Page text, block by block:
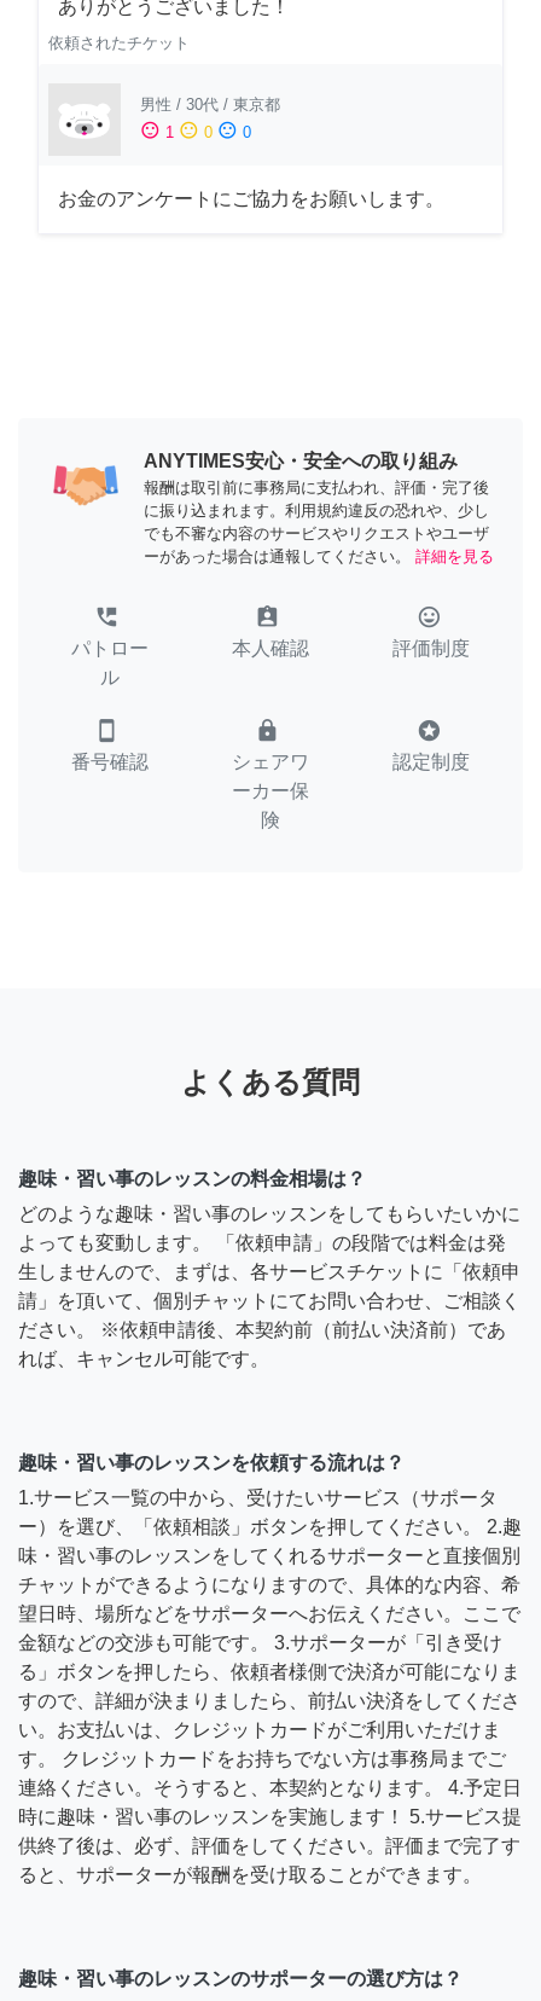
ありがとうございました！
依頼されたチケット
男性 / 30代 / 東京都
sentiment_satisfied 1 sentiment_neutral 0 sentiment_dissatisfied 0
お金のアンケートにご協力をお願いします。
ANYTIMES安心・安全への取り組み
報酬は取引前に事務局に支払われ、評価・完了後
に振り込まれます。利用規約違反の恐れや、少し
でも不審な内容のサービスやリクエストやユーザ
ーがあった場合は通報してください。
詳細を見る
perm_phone_msg
パトロー
ル
assignment_ind
本人確認
tag_faces
評価制度
smartphone
番号確認
lock
シェアワ
ーカー保
険
stars
認定制度
よくある質問
趣味・習い事のレッスンの料金相場は？
どのような趣味・習い事のレッスンをしてもらいたいかに
よっても変動します。 「依頼申請」の段階では料金は発
生しませんので、まずは、各サービスチケットに「依頼申
請」を頂いて、個別チャットにてお問い合わせ、ご相談く
ださい。 ※依頼申請後、本契約前（前払い決済前）であ
れば、キャンセル可能です。
趣味・習い事のレッスンを依頼する流れは？
1.サービス一覧の中から、受けたいサービス（サポータ
ー）を選び、「依頼相談」ボタンを押してください。 2.趣
味・習い事のレッスンをしてくれるサポーターと直接個別
チャットができるようになりますので、具体的な内容、希
望日時、場所などをサポーターへお伝えください。ここで
金額などの交渉も可能です。 3.サポーターが「引き受け
る」ボタンを押したら、依頼者様側で決済が可能になりま
すので、詳細が決まりましたら、前払い決済をしてくださ
い。お支払いは、クレジットカードがご利用いただけま
す。 クレジットカードをお持ちでない方は事務局までご
連絡ください。そうすると、本契約となります。 4.予定日
時に趣味・習い事のレッスンを実施します！ 5.サービス提
供終了後は、必ず、評価をしてください。評価まで完了す
ると、サポーターが報酬を受け取ることができます。
趣味・習い事のレッスンのサポーターの選び方は？